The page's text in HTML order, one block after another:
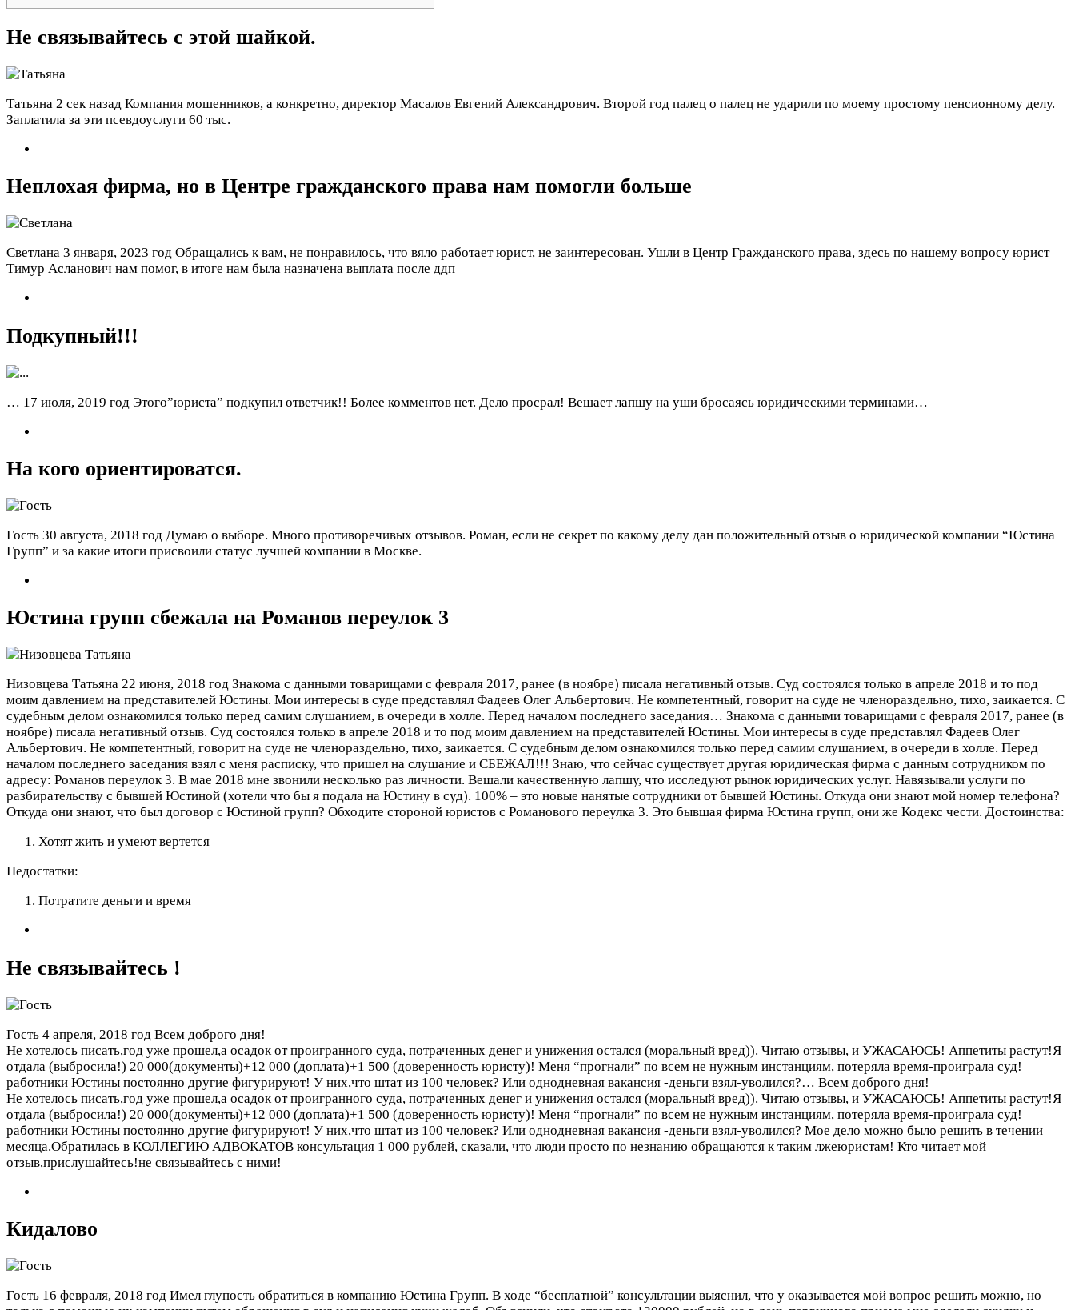
Не связывайтесь с этой шайкой.
Татьяна 2 сек назад Компания мошенников, а конкретно, директор Масалов Евгений Александрович. Второй год палец о палец не ударили по моему простому пенсионному делу.
Заплатила за эти псевдоуслуги 60 тыс.
Неплохая фирма, но в Центре гражданского права нам помогли больше
Светлана 3 января, 2023 год Обращались к вам, не понравилось, что вяло работает юрист, не заинтересован. Ушли в Центр Гражданского права, здесь по нашему вопросу юрист
Тимур Асланович нам помог, в итоге нам была назначена выплата после ддп
Подкупный!!!
… 17 июля, 2019 год Этого”юриста” подкупил ответчик!! Более комментов нет. Дело просрал! Вешает лапшу на уши бросаясь юридическими терминами…
На кого ориентироватся.
Гость 30 августа, 2018 год Думаю о выборе. Много противоречивых отзывов. Роман, если не секрет по какому делу дан положительный отзыв о юридической компании “Юстина
Групп” и за какие итоги присвоили статус лучшей компании в Москве.
Юстина групп сбежала на Романов переулок 3
Низовцева Татьяна 22 июня, 2018 год Знакома с данными товарищами с февраля 2017, ранее (в ноябре) писала негативный отзыв. Суд состоялся только в апреле 2018 и то под
моим давлением на представителей Юстины. Мои интересы в суде представлял Фадеев Олег Альбертович. Не компетентный, говорит на суде не членораздельно, тихо, заикается. С
судебным делом ознакомился только перед самим слушанием, в очереди в холле. Перед началом последнего заседания… Знакома с данными товарищами с февраля 2017, ранее (в
ноябре) писала негативный отзыв. Суд состоялся только в апреле 2018 и то под моим давлением на представителей Юстины. Мои интересы в суде представлял Фадеев Олег
Альбертович. Не компетентный, говорит на суде не членораздельно, тихо, заикается. С судебным делом ознакомился только перед самим слушанием, в очереди в холле. Перед
началом последнего заседания взял с меня расписку, что пришел на слушание и СБЕЖАЛ!!! Знаю, что сейчас существует другая юридическая фирма с данным сотрудником по
адресу: Романов переулок 3. В мае 2018 мне звонили несколько раз личности. Вешали качественную лапшу, что исследуют рынок юридических услуг. Навязывали услуги по
разбирательству с бывшей Юстиной (хотели что бы я подала на Юстину в суд). 100% – это новые нанятые сотрудники от бывшей Юстины. Откуда они знают мой номер телефона?
Откуда они знают, что был договор с Юстиной групп? Обходите стороной юристов с Романового переулка 3. Это бывшая фирма Юстина групп, они же Кодекс чести. Достоинства:
Хотят жить и умеют вертется
Недостатки:
Потратите деньги и время
Не связывайтесь !
Гость 4 апреля, 2018 год Всем доброго дня!
Не хотелось писать,год уже прошел,а осадок от проигранного суда, потраченных денег и унижения остался (моральный вред)). Читаю отзывы, и УЖАСАЮСЬ! Аппетиты растут!Я
отдала (выбросила!) 20 000(документы)+12 000 (доплата)+1 500 (доверенность юристу)! Меня “прогнали” по всем не нужным инстанциям, потеряла время-проиграла суд!
работники Юстины постоянно другие фигурируют! У них,что штат из 100 человек? Или однодневная вакансия -деньги взял-уволился?… Всем доброго дня!
Не хотелось писать,год уже прошел,а осадок от проигранного суда, потраченных денег и унижения остался (моральный вред)). Читаю отзывы, и УЖАСАЮСЬ! Аппетиты растут!Я
отдала (выбросила!) 20 000(документы)+12 000 (доплата)+1 500 (доверенность юристу)! Меня “прогнали” по всем не нужным инстанциям, потеряла время-проиграла суд!
работники Юстины постоянно другие фигурируют! У них,что штат из 100 человек? Или однодневная вакансия -деньги взял-уволился? Мое дело можно было решить в течении
месяца.Обратилась в КОЛЛЕГИЮ АДВОКАТОВ консультация 1 000 рублей, сказали, что люди просто по незнанию обращаются к таким лжеюристам! Кто читает мой
отзыв,прислушайтесь!не связывайтесь с ними!
Кидалово
Гость 16 февраля, 2018 год Имел глупость обратиться в компанию Юстина Групп. В ходе “бесплатной” консультации выяснил, что у оказывается мой вопрос решить можно, но